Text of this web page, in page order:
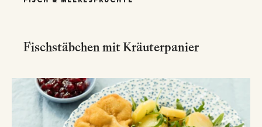
Fischstäbchen mit Kräuterpanier